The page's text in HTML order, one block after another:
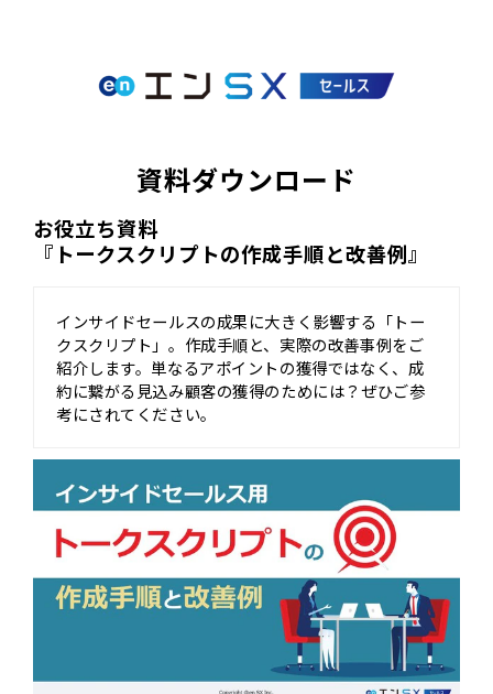
資料ダウンロード
お役立ち資料
『トークスクリプトの作成手順と改善例』
インサイドセールスの成果に大きく影響する「トー
クスクリプト」。作成手順と、実際の改善事例をご
紹介します。単なるアポイントの獲得ではなく、成
約に繋がる見込み顧客の獲得のためには？ぜひご参
考にされてください。